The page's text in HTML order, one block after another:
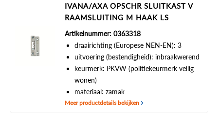
IVANA/AXA OPSCHR SLUITKAST V
RAAMSLUITING M HAAK LS
Artikelnummer: 0363318
draairichting (Europese NEN-EN): 3
uitvoering (bestendigheid): inbraakwerend
keurmerk: PKVW (politiekeurmerk veilig
wonen)
materiaal: zamak
Meer productdetails bekijken